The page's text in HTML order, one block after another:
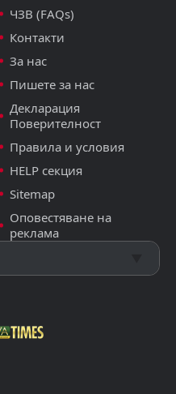
ЧЗВ (FAQs)
Контакти
За нас
Пишете за нас
Декларация
Поверителност
Правила и условия
HELP секция
Sitemap
Оповестяване на
реклама